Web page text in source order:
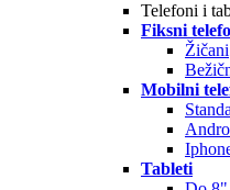
Telefoni i
Fiksni
Žičani
Mobilni
Tableti